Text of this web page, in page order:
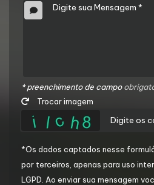
* preenchimento de campo
Trocar imagem
*Os dados captados nesse
por terceiros, apenas para uso
LGPD . Ao enviar sua mensagem